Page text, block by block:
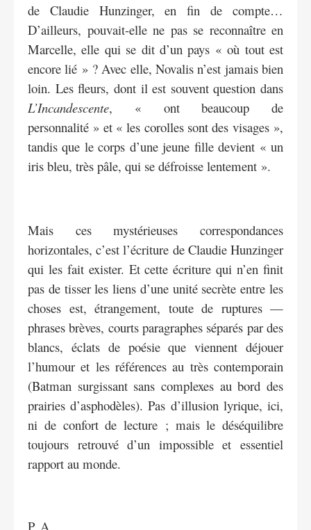
de Claudie Hunzinger, en fin de compte…
D’ailleurs, pouvait-elle ne pas se reconnaître en
Marcelle, elle qui se dit d’un pays « où tout est
encore lié » ? Avec elle, Novalis n’est jamais bien
loin. Les fleurs, dont il est souvent question dans
L’Incandescente, « ont beaucoup de
personnalité » et « les corolles sont des visages »,
tandis que le corps d’une jeune fille devient « un
iris bleu, très pâle, qui se défroisse lentement ».
Mais ces mystérieuses correspondances
horizontales, c’est l’écriture de Claudie Hunzinger
qui les fait exister. Et cette écriture qui n’en finit
pas de tisser les liens d’une unité secrète entre les
choses est, étrangement, toute de ruptures ­—
phrases brèves, courts paragraphes séparés par des
blancs, éclats de poésie que viennent déjouer
l’humour et les références au très contemporain
(Batman surgissant sans complexes au bord des
prairies d’asphodèles). Pas d’illusion lyrique, ici,
ni de confort de lecture ; mais le déséquilibre
toujours retrouvé d’un impossible et essentiel
rapport au monde.
P. A.